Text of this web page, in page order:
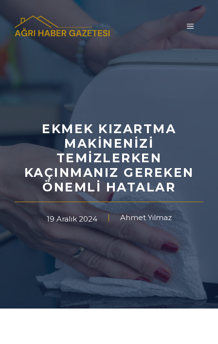
atla
MENÜ
EKMEK KIZARTMA
MAKINENIZI
TEMIZLERKEN
KAÇINMANIZ GEREKEN
ÖNEMLI HATALAR
19 Aralık 2024 Ahmet Yılmaz